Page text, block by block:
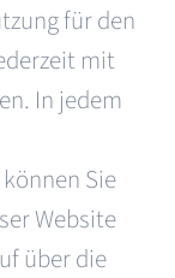
für den
mit
In jedem
Sie
Website
über die